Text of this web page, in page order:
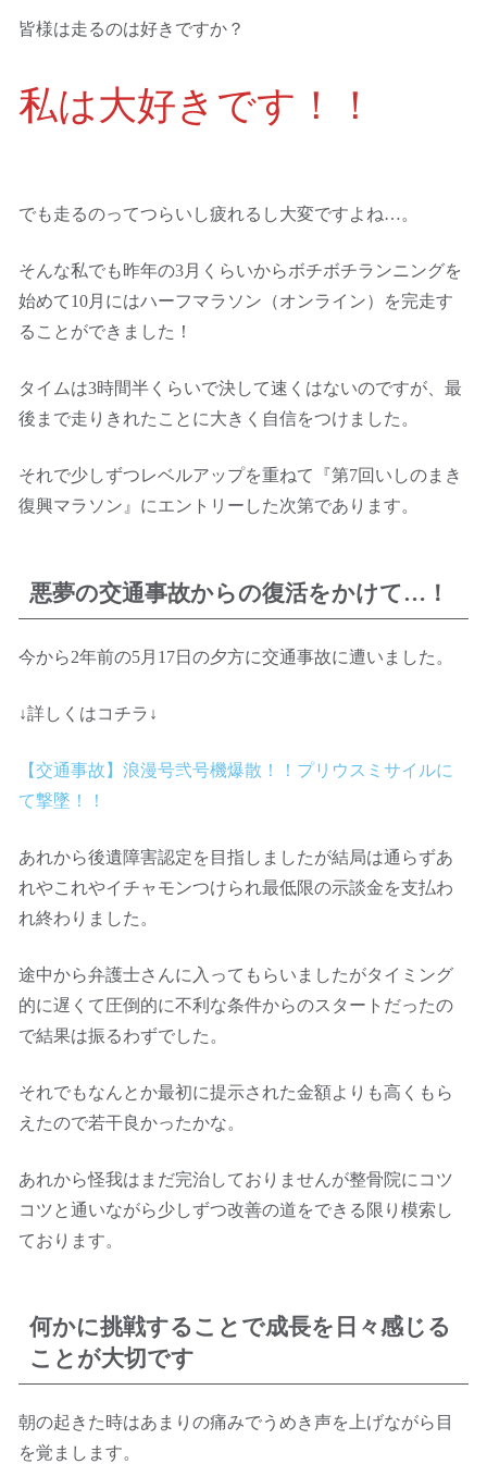
皆様は走るのは好きですか？
私は大好きです！！
でも走るのってつらいし疲れるし大変ですよね…。
そんな私でも昨年の3月くらいからボチボチランニングを
始めて10月にはハーフマラソン（オンライン）を完走す
ることができました！
タイムは3時間半くらいで決して速くはないのですが、最
後まで走りきれたことに大きく自信をつけました。
それで少しずつレベルアップを重ねて『第7回いしのまき
復興マラソン』にエントリーした次第であります。
悪夢の交通事故からの復活をかけて…！
今から2年前の5月17日の夕方に交通事故に遭いました。
↓詳しくはコチラ↓
【交通事故】浪漫号弐号機爆散！！プリウスミサイルに
て撃墜！！
あれから後遺障害認定を目指しましたが結局は通らずあ
れやこれやイチャモンつけられ最低限の示談金を支払わ
れ終わりました。
途中から弁護士さんに入ってもらいましたがタイミング
的に遅くて圧倒的に不利な条件からのスタートだったの
で結果は振るわずでした。
それでもなんとか最初に提示された金額よりも高くもら
えたので若干良かったかな。
あれから怪我はまだ完治しておりませんが整骨院にコツ
コツと通いながら少しずつ改善の道をできる限り模索し
ております。
何かに挑戦することで成長を日々感じる
ことが大切です
朝の起きた時はあまりの痛みでうめき声を上げながら目
を覚まします。